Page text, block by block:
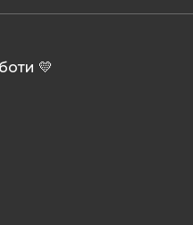
💛